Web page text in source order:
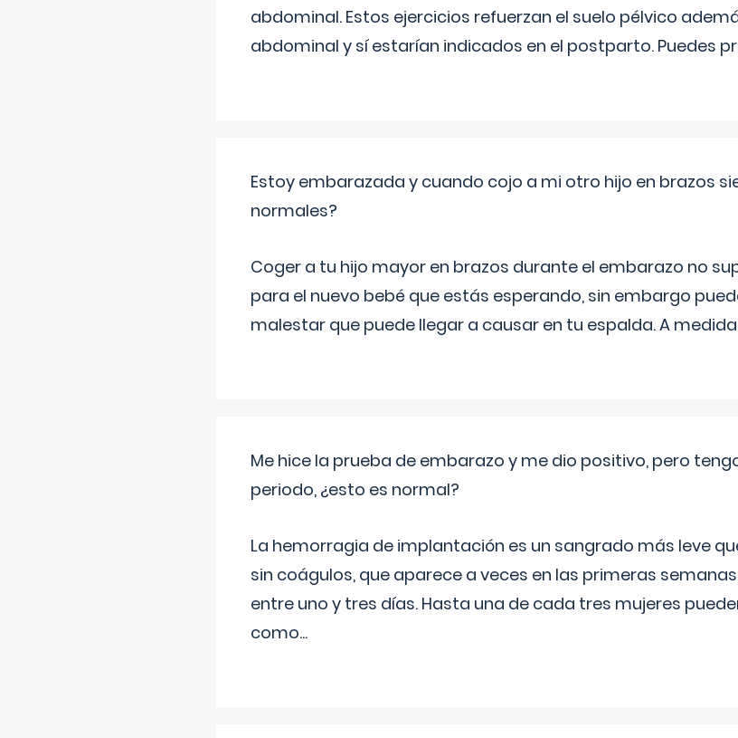
abdominal. Estos ejercicios refuerzan el suelo pélvico
abdominal y sí estarían indicados en el postparto. Puedes
Estoy embarazada y cuando cojo a mi otro hijo en brazos
normales?
Coger a tu hijo mayor en brazos durante el embarazo no
para el nuevo bebé que estás esperando, sin embargo
malestar que puede llegar a causar en tu espalda. A
Me hice la prueba de embarazo y me dio positivo, pero
periodo, ¿esto es normal?
La hemorragia de implantación es un sangrado más leve
sin coágulos, que aparece a veces en las primeras
entre uno y tres días. Hasta una de cada tres mujeres
como...